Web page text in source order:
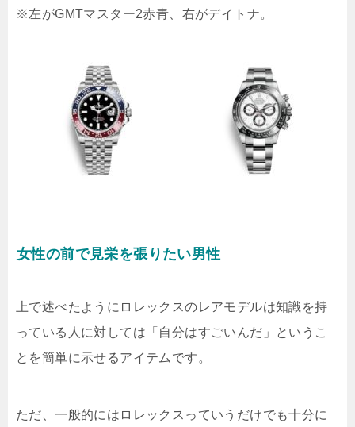
※左がGMTマスター2赤青、右がデイトナ。
女性の前で見栄を張りたい男性
上で述べたようにロレックスのレアモデルは知識を持
っている人に対しては「自分はすごいんだ」というこ
とを簡単に示せるアイテムです。
ただ、一般的にはロレックスっていうだけでも十分に